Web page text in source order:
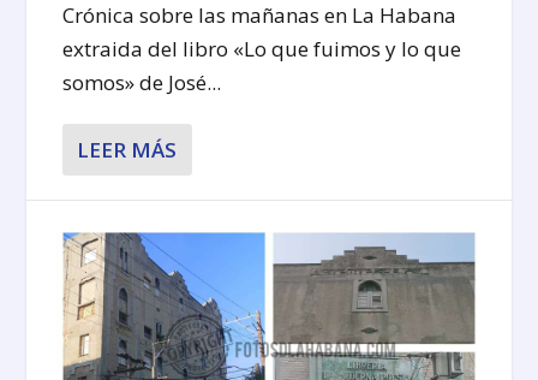
Crónica sobre las mañanas en La Habana
extraida del libro «Lo que fuimos y lo que
somos» de José...
LEER MÁS